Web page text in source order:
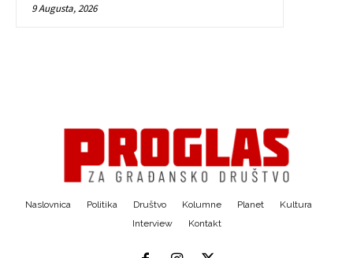
9 Augusta, 2026
Naslovnica Politika Društvo Kolumne Planet
Kultura
Interview
Kontakt